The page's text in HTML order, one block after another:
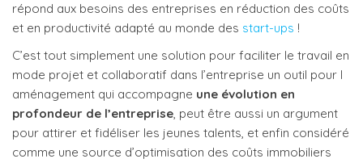
répond aux besoins des entreprises en réduction des coûts
et en productivité adapté au monde des start-ups !
C’est tout simplement une solution pour faciliter le travail en
mode projet et collaboratif dans l’entreprise un outil pour l
aménagement qui accompagne une évolution en
profondeur de l’entreprise, peut être aussi un argument
pour attirer et fidéliser les jeunes talents, et enfin considéré
comme une source d’optimisation des coûts immobiliers